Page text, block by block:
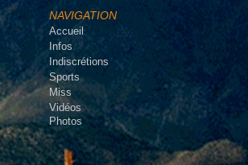
NAVIGATION
Accueil
Infos
Indiscrétions
Sports
Miss
Vidéos
Photos